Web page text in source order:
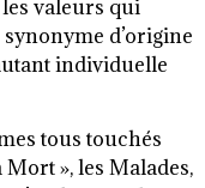
valeurs qui
d’origine
individuelle
tous touchés
», les Malades,